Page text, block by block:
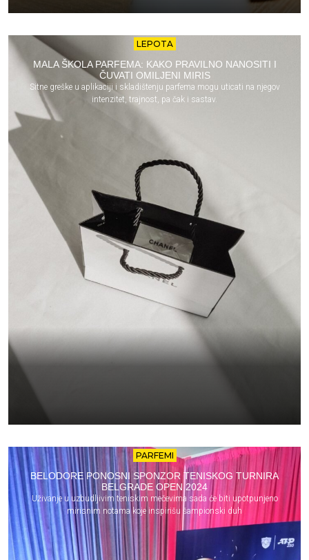
LEPOTA
MALA ŠKOLA PARFEMA: KAKO PRAVILNO NANOSITI I
ČUVATI OMILJENI MIRIS
Sitne greške u aplikaciji i skladištenju parfema mogu uticati na njegov
intenzitet, trajnost, pa čak i sastav.
PARFEMI
BELODORE PONOSNI SPONZOR TENISKOG TURNIRA
BELGRADE OPEN 2024
Uživanje u uzbudljivim teniskim mečevima sada će biti upotpunjeno
mirisnim notama koje inspirišu šampionski duh